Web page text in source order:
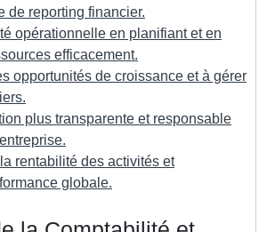
de reporting financier.
opérationnelle en planifiant et en
efficacement.
opportunités de croissance et à gérer
plus transparente et responsable
rentabilité des activités et
globale.